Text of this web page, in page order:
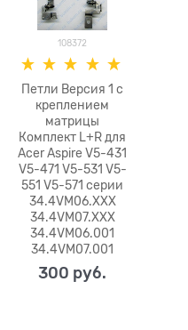
108372
Петли Версия 1 с
креплением
матрицы
Комплект L+R для
Acer Aspire V5-431
V5-471 V5-531 V5-
551 V5-571 серии
34.4VM06.XXX
34.4VM07.XXX
34.4VM06.001
34.4VM07.001
300 руб.